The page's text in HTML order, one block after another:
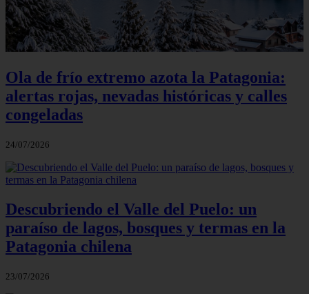
Ola de frío extremo azota la Patagonia:
alertas rojas, nevadas históricas y calles
congeladas
24/07/2026
Descubriendo el Valle del Puelo: un
paraíso de lagos, bosques y termas en la
Patagonia chilena
23/07/2026